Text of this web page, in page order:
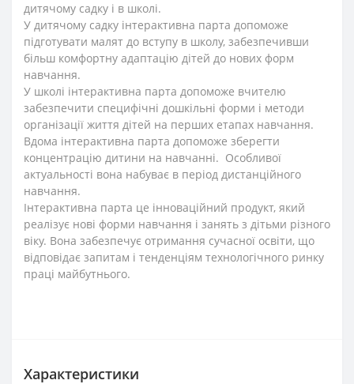
дитячому садку і в школі.
У дитячому садку інтерактивна парта допоможе
підготувати малят до вступу в школу, забезпечивши
більш комфортну адаптацію дітей до нових форм
навчання.
У школі інтерактивна парта допоможе вчителю
забезпечити специфічні дошкільні форми і методи
організації життя дітей на перших етапах навчання.
Вдома інтерактивна парта допоможе зберегти
концентрацію дитини на навчанні. Особливої
актуальності вона набуває в період дистанційного
навчання.
Інтерактивна парта це інноваційний продукт, який
реалізує нові форми навчання і занять з дітьми різного
віку. Вона забезпечує отримання сучасної освіти, що
відповідає запитам і тенденціям технологічного ринку
праці майбутнього.
Характеристики